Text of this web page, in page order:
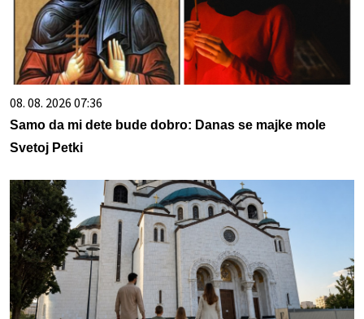
08. 08. 2026 07:36
Samo da mi dete bude dobro: Danas se majke mole
Svetoj Petki